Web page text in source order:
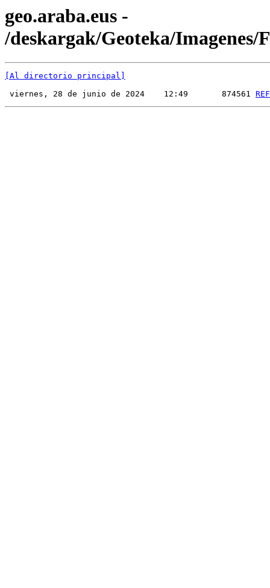
geo.araba.eus -
/deskargak/Geoteka/Imagenes/
[Al directorio principal]
viernes, 28 de junio de 2024    12:49       874561